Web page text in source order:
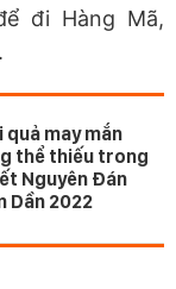
đi Hàng Mã,
quả may mắn
thể thiếu trong
Nguyên Đán
Dần 2022